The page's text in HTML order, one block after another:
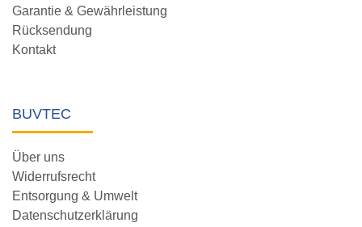
Garantie & Gewährleistung
Rücksendung
Kontakt
BUVTEC
Über uns
Widerrufsrecht
Entsorgung & Umwelt
Datenschutzerklärung